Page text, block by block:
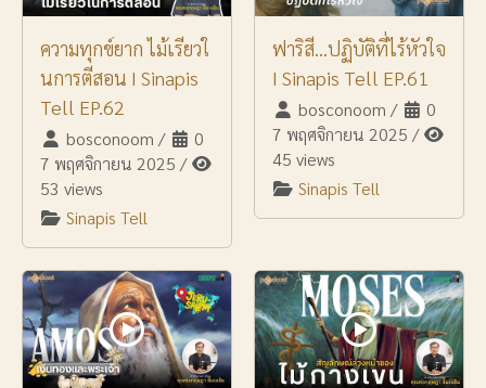
ความทุกข์ยาก ไม้เรียวใ
นการตีสอน I Sinapis
Tell EP.62
bosconoom /
0
7 พฤศจิกายน 2025 /
53 views
Sinapis Tell
ฟาริสี...ปฏิบัติที่ไร้หัวใจ
I Sinapis Tell EP.61
bosconoom /
0
7 พฤศจิกายน 2025 /
45 views
Sinapis Tell